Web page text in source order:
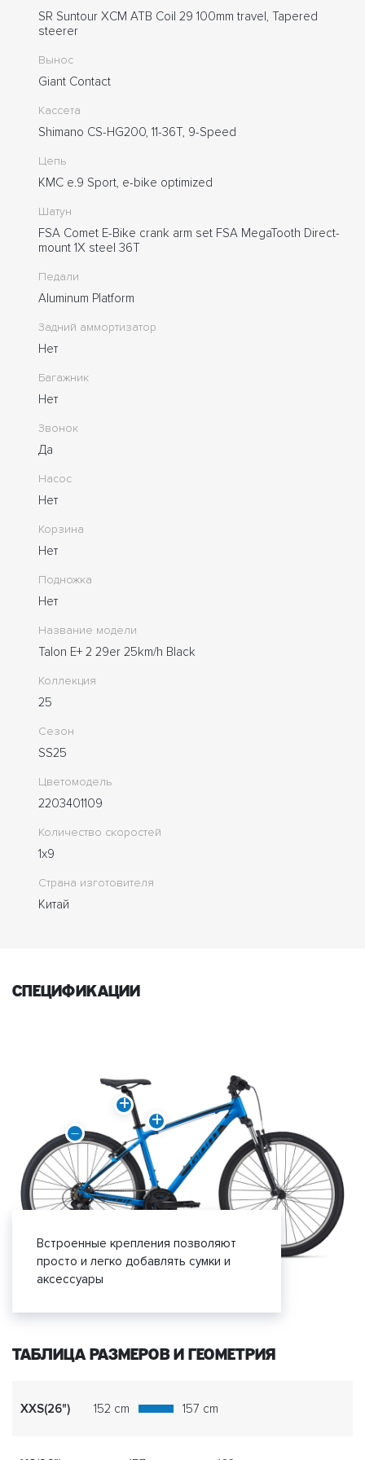
SR Suntour XCM ATB Coil 29 100mm travel, Tapered
steerer
Вынос
Giant Contact
Кассета
Shimano CS-HG200, 11-36T, 9-Speed
Цепь
KMC e.9 Sport, e-bike optimized
Шатун
FSA Comet E-Bike crank arm set FSA MegaTooth Direct-
mount 1X steel 36T
Педали
Aluminum Platform
Задний аммортизатор
Нет
Багажник
Нет
Звонок
Да
Насос
Нет
Корзина
Нет
Подножка
Нет
Название модели
Talon E+ 2 29er 25km/h Black
Коллекция
25
Сезон
SS25
Цветомодель
2203401109
Количество скоростей
1x9
Страна изготовителя
Китай
спецификации
Встроенные крепления позволяют
просто и легко добавлять сумки и
аксессуары
ТАБЛИЦА РАЗМЕРОВ И ГЕОМЕТРИЯ
XXS(26") 152 cm 157 cm